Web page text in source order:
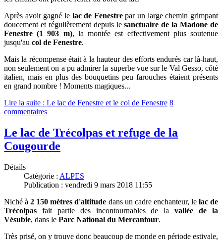
Après avoir gagné le lac de Fenestrepar un large chemin grimpant
doucement et régulièrement depuis lesanctuaire de la Madone de
Fenestre (1 903 m), la montée est effectivement plus soutenue
jusqu'au col de Fenestre.
Mais la récompense était à la hauteur des efforts endurés car là-haut,
non seulement on a pu admirer la superbe vue sur le Val Gesso, côté
italien, mais en plus des bouquetins peu farouches étaient présents
en grand nombre ! Moments magiques...
Lire la suite : Le lac de Fenestre et le col de Fenestre 8
commentaires
Le lac de Trécolpas et refuge de la
Cougourde
Détails
Catégorie : ALPES
Publication : vendredi 9 mars 2018 11:55
Niché à2 150 mètres d'altitude dans un cadre enchanteur, le lac de
Trécolpas fait partie des incontournables de lavallée de la
Vésubie, dans le Parc National du Mercantour.
Très prisé, on y trouve donc beaucoup de monde en période estivale,